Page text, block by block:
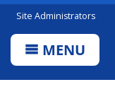
Site Administrators
MENU